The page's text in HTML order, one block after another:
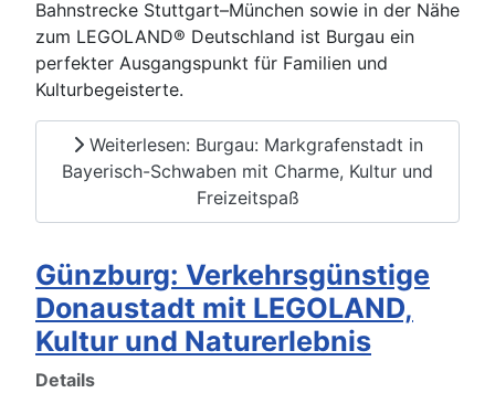
Bahnstrecke Stuttgart–München sowie in der Nähe
zum LEGOLAND® Deutschland ist Burgau ein
perfekter Ausgangspunkt für Familien und
Kulturbegeisterte.
Weiterlesen: Burgau: Markgrafenstadt in
Bayerisch-Schwaben mit Charme, Kultur und
Freizeitspaß
Günzburg: Verkehrsgünstige
Donaustadt mit LEGOLAND,
Kultur und Naturerlebnis
Details